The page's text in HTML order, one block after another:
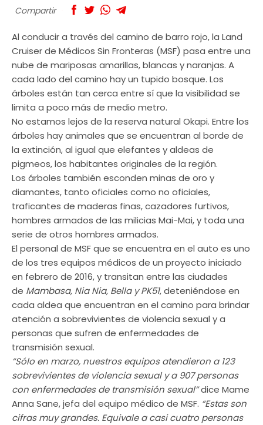
Compartir
Al conducir a través del camino de barro rojo, la Land
Cruiser de Médicos Sin Fronteras (MSF) pasa entre una
nube de mariposas amarillas, blancas y naranjas. A
cada lado del camino hay un tupido bosque. Los
árboles están tan cerca entre sí que la visibilidad se
limita a poco más de medio metro.
No estamos lejos de la reserva natural Okapi. Entre los
árboles hay animales que se encuentran al borde de
la extinción, al igual que elefantes y aldeas de
pigmeos, los habitantes originales de la región.
Los árboles también esconden minas de oro y
diamantes, tanto oficiales como no oficiales,
traficantes de maderas finas, cazadores furtivos,
hombres armados de las milicias Mai-Mai, y toda una
serie de otros hombres armados.
El personal de MSF que se encuentra en el auto es uno
de los tres equipos médicos de un proyecto iniciado
en febrero de 2016, y transitan entre las ciudades
de Mambasa, Nia Nia, Bella y PK51, deteniéndose en
cada aldea que encuentran en el camino para brindar
atención a sobrevivientes de violencia sexual y a
personas que sufren de enfermedades de
transmisión sexual.
“Sólo en marzo, nuestros equipos atendieron a 123
sobrevivientes de violencia sexual y a 907 personas
con enfermedades de transmisión sexual”dice Mame
Anna Sane, jefa del equipo médico de MSF. “Estas son
cifras muy grandes. Equivale a casi cuatro personas